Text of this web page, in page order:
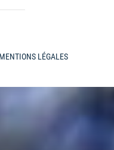
MENTIONS LÉGALES